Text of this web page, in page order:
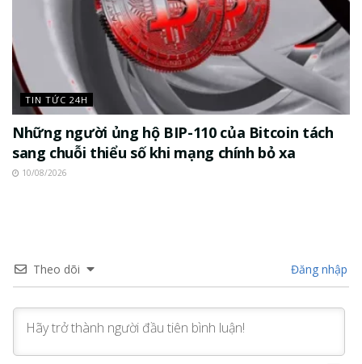
TIN TỨC 24H
Những người ủng hộ BIP-110 của Bitcoin tách
sang chuỗi thiểu số khi mạng chính bỏ xa
10/08/2026
Theo dõi Đăng nhập